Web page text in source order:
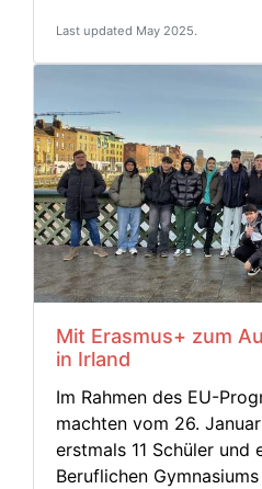
Last updated May 2025.
Mit Erasmus+ zum
in Irland
Im Rahmen des EU-
machten vom 26.
erstmals 11 Schüler und
Beruflichen